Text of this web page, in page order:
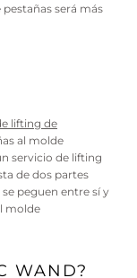
será más
lifting de
al molde
servicio de lifting
de dos partes
peguen entre sí y
molde
WAND?